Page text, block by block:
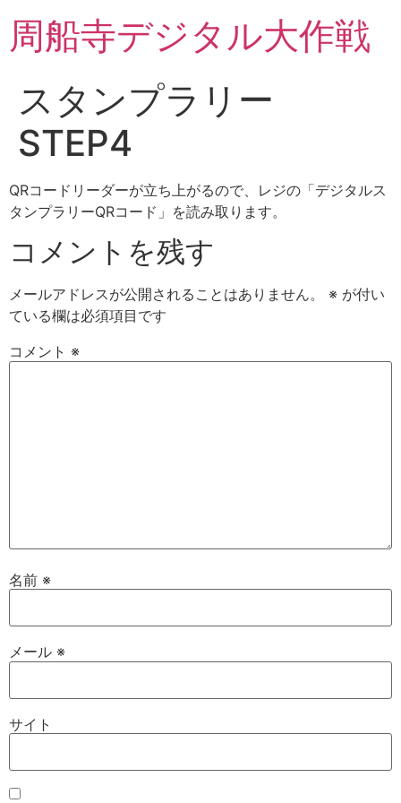
周船寺デジタル大作戦
スタンプラリー
STEP4
QRコードリーダーが立ち上がるので、レジの「デジタルス
タンプラリーQRコード」を読み取ります。
コメントを残す
メールアドレスが公開されることはありません。 ※ が付い
ている欄は必須項目です
コメント ※
名前 ※
メール ※
サイト